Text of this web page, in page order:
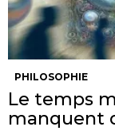
PHILOSOPHIE
Le temps
manquent